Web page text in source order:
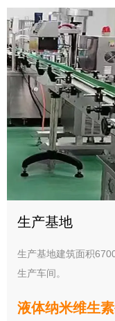
生产基地
生产基地建筑面积
生产车间。
液体纳米维生